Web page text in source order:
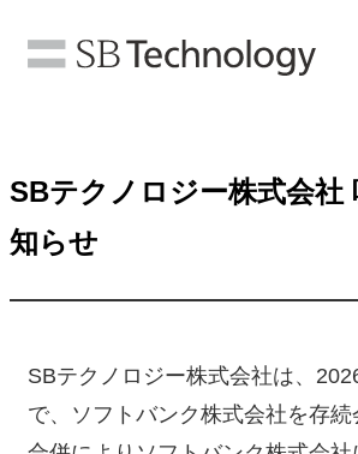
SBテクノロジー株式会社
知らせ
SBテクノロジー株式会社は、
で、ソフトバンク株式会社を存